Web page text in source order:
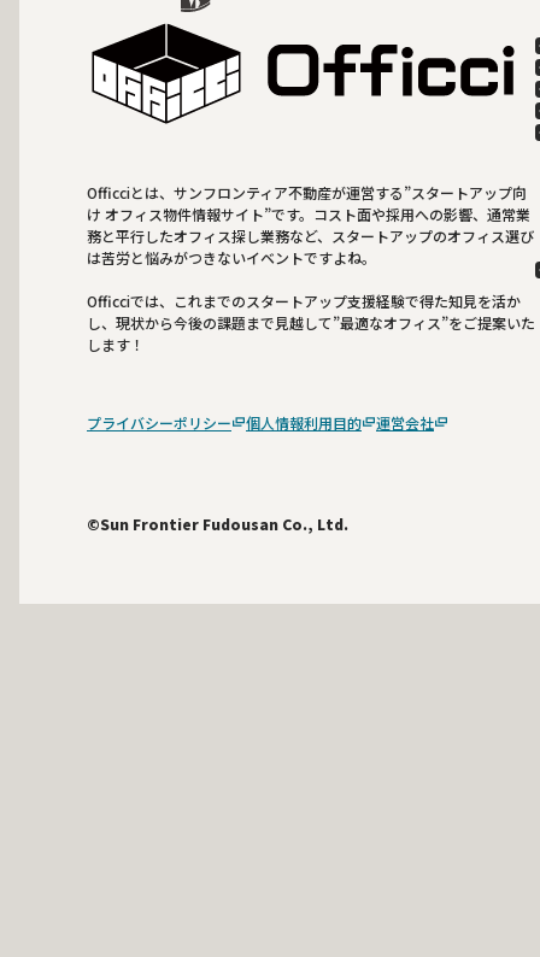
Officciとは、サンフロンティア不動産が運営する”スタートアップ向
け オフィス物件情報サイト”です。コスト面や採用への影響、通常業
務と平行したオフィス探し業務など、スタートアップのオフィス選び
は苦労と悩みがつきないイベントですよね。
Officciでは、これまでのスタートアップ支援経験で得た知見を活か
し、現状から今後の課題まで見越して”最適なオフィス”をご提案いた
します！
プライバシーポリシー 個人情報利用目的 運営会社
©Sun Frontier Fudousan Co., Ltd.